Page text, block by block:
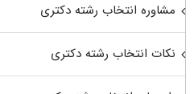
مشاوره انتخاب رشته دکتری
نکات انتخاب رشته دکتری